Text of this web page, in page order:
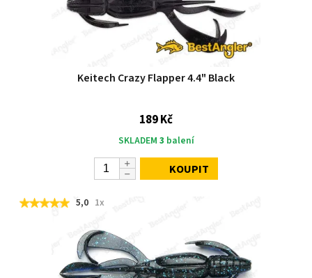
Keitech Crazy Flapper 4.4" Black
189 Kč
SKLADEM 3 balení
KOUPIT
5,0 1x